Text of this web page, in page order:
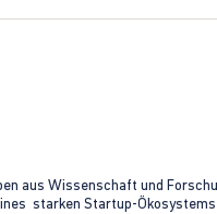
aus Wissenschaft und
starken Startup-